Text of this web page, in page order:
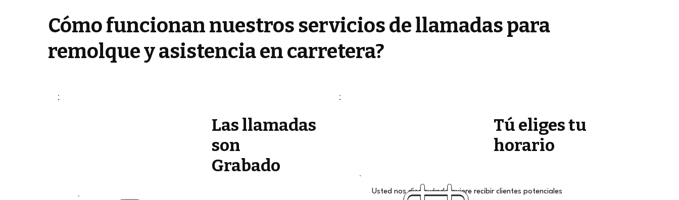
Cómo funcionan nuestros servicios de llamadas para
remolque y asistencia en carretera?
Las llamadas
son
Grabado
Tú eliges tu
horario
Usted nos dice cuándo quiere recibir clientes potenciales